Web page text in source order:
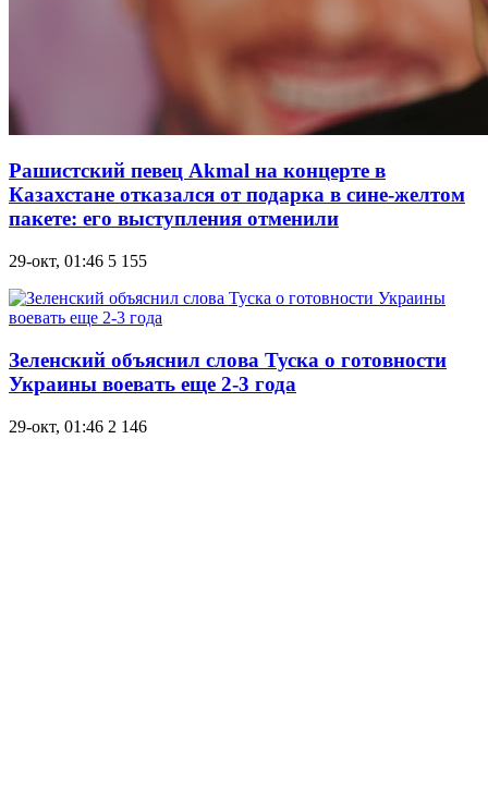
Рашистский певец Аkmal на концерте в
Казахстане отказался от подарка в сине-желтом
пакете: его выступления отменили
29-окт, 01:46 5 155
Зеленский объяснил слова Туска о готовности
Украины воевать еще 2-3 года
29-окт, 01:46 2 146